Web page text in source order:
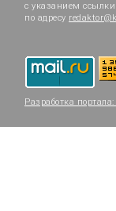
с указанием
по адресу
Разработка портала: